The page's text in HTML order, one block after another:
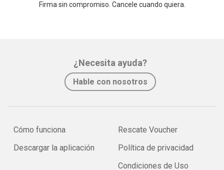
Firma sin compromiso. Cancele cuando quiera.
¿Necesita ayuda?
Hable con nosotros
Cómo funciona
Descargar la aplicación
Rescate Voucher
Política de privacidad
Condiciones de Uso